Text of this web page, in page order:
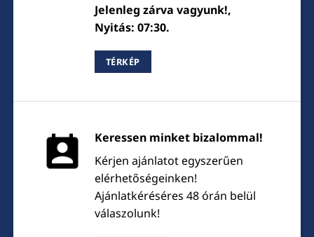
Jelenleg zárva vagyunk!,
Nyitás: 07:30.
TÉRKÉP
Keressen minket bizalommal!
Kérjen ajánlatot egyszerűen
elérhetőségeinken!
Ajánlatkéréséres 48 órán belül
válaszolunk!